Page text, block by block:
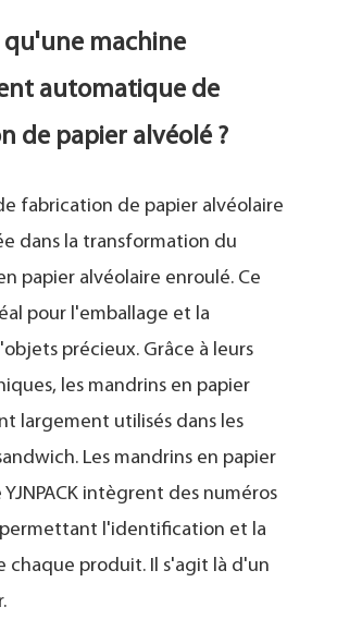
qu'une machine
automatique de
de papier alvéolé ?
fabrication de papier alvéolaire
dans la transformation du
papier alvéolaire enroulé. Ce
pour l'emballage et la
précieux. Grâce à leurs
les mandrins en papier
largement utilisés dans les
Les mandrins en papier
intègrent des numéros
l'identification et la
chaque produit. Il s'agit là d'un